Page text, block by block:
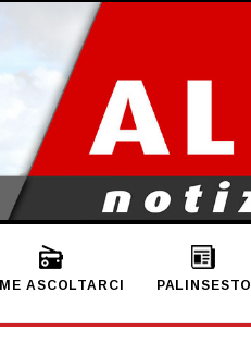
ASCOLTARCI PALINSESTO